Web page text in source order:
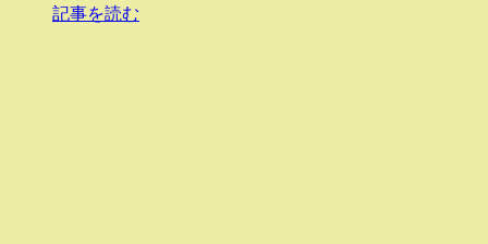
記事を読む